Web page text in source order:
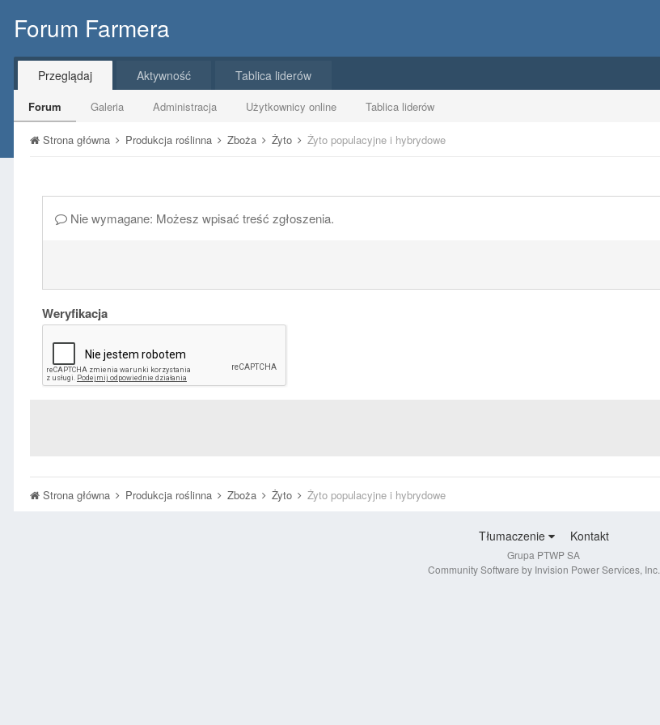
Forum Farmera
Przeglądaj
Forum Galeria Administracja Użytkownicy online Tablica liderów
Aktywność Tablica liderów
Strona główna Produkcja roślinna Zboża Żyto Żyto populacyjne i hybrydowe
Nie wymagane: Możesz wpisać treść zgłoszenia.
Weryfikacja
Strona główna Produkcja roślinna Zboża Żyto Żyto populacyjne i hybrydowe
Tłumaczenie Kontakt
Grupa PTWP SA
Community Software by Invision Power Services, Inc.